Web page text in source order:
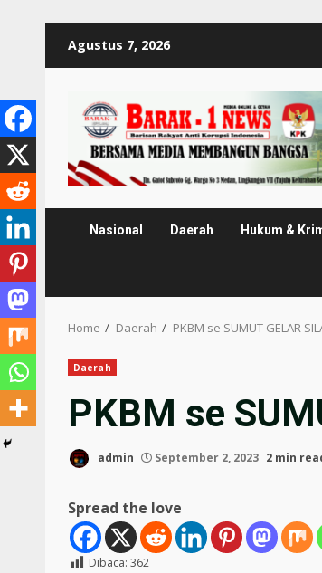
Agustus 7, 2026
Nasional Daerah Hukum &
Home Daerah PKBM se SUMUT GELAR
Daerah
PKBM se
admin September 2, 2023 2 min
Spread the love
Dibaca: 362